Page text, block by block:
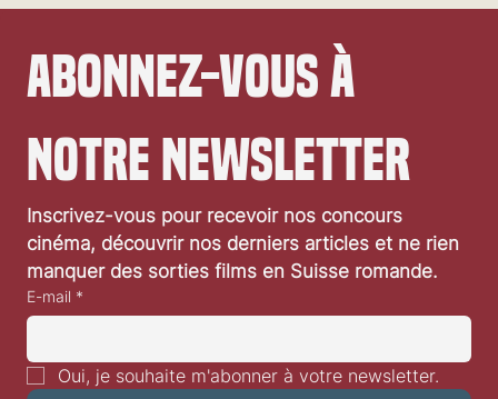
Abonnez-vous à
notre newsletter
Inscrivez-vous pour recevoir nos concours
cinéma, découvrir nos derniers articles et ne rien
manquer des sorties films en Suisse romande.
E-mail *
Oui, je souhaite m'abonner à votre newsletter.